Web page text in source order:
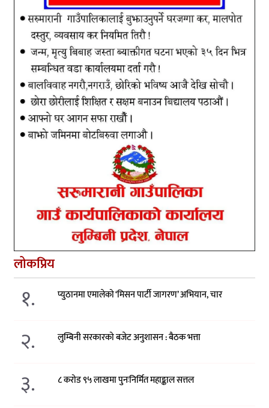
लोकप्रिय
१. प्युठानमा एमालेको ‘मिसन पार्टी जागरण’ अभियान, चार
२. लुम्बिनी सरकारको बजेट अनुशासन : बैठक भत्ता
३. ८ करोड ९५ लाखमा पुनःनिर्मित महाङ्काल सत्तल